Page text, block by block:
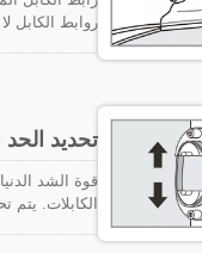
روابط الكابل
تحديد
قوة الشد
الكابلات. يتم